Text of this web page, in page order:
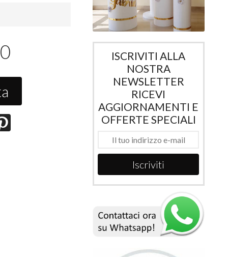
ISCRIVITI ALLA
NOSTRA
NEWSLETTER
RICEVI
AGGIORNAMENTI E
OFFERTE SPECIALI
Iscriviti